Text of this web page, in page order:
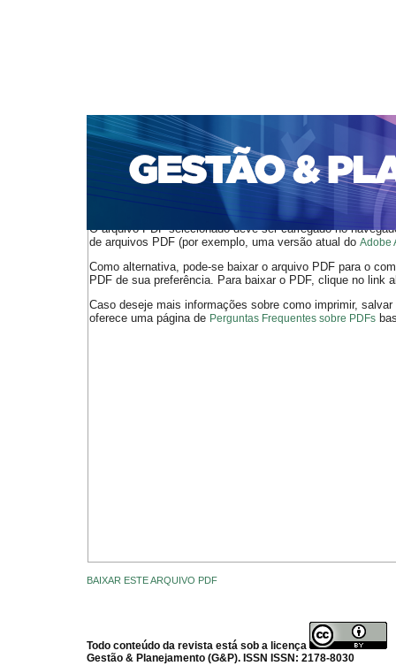
CAPA SOBRE ACESSO CADASTRO
PORTAL DE REVISTAS DA UNIFACS
SUBMISSÕES
PARA SUBMISSÃO DE ARTIGOS
TUTORIAL PARA
Capa Mósca
O arquivo PDF selecionado deve ser carregado no
de arquivos PDF (por exemplo, uma versão atual do Adobe
Como alternativa, pode-se baixar o arquivo PDF para o
PDF de sua preferência. Para baixar o PDF, clique no link
Caso deseje mais informações sobre como imprimir,
oferece uma página de Perguntas Frequentes sobre PDFs
BAIXAR ESTE ARQUIVO PDF
Todo conteúdo da revista está sob a licença
Gestão & Planejamento (G&P). ISSN ISSN: 2178-8030